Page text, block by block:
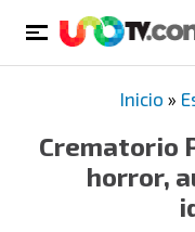
Inicio »
Crematorio
horror,